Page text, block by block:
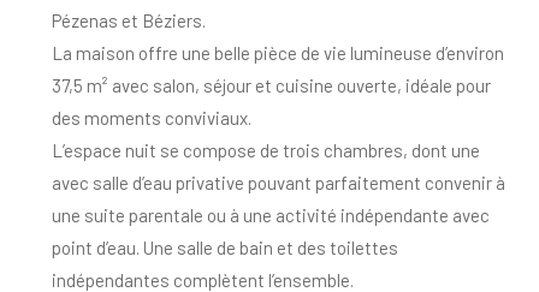
Pézenas et Béziers
La maison offre une belle pièce de vie lumineuse d’environ
37,5 m² avec salon, séjour et cuisine ouverte, idéale pour
des moments conviviaux.
L’espace nuit se compose de trois chambres, dont une
avec salle d’eau privative pouvant parfaitement convenir à
une suite parentale ou à une activité indépendante avec
point d’eau. Une salle de bain et des toilettes
indépendantes complètent l’ensemble.